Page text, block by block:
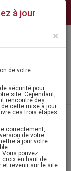
QUI
SOMMES-
Itinéraire
Agenda
à jour
×
de votre
sécurité pour
site. Cependant,
rencontré des
cette mise à jour.
ces trois étapes
correctement,
de votre
à jour votre
Vous pouvez
en haut de